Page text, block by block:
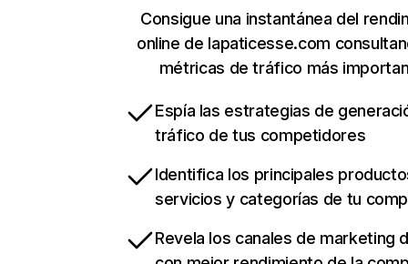
Consigue una instantánea del
online de lapaticesse.com
métricas de tráfico más
Espía las estrategias de
tráfico de tus competidores
Identifica los principales
servicios y categorías de tu
Revela los canales de marketing